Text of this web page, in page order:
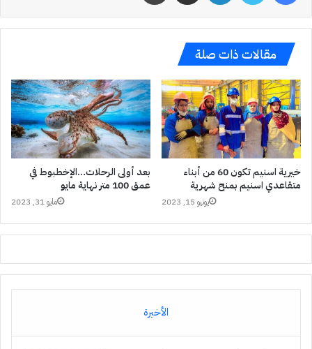
مقالات ذات صلة
بعد أولى الرحلات…الإخطبوط في
عمق 100 متر نهاية مايو
مايو 31, 2023
خيرية اسنيم تكون 60 من أبناء
متقاعدي اسنيم بمنح شهرية
يونيو 15, 2023
الأخيرة